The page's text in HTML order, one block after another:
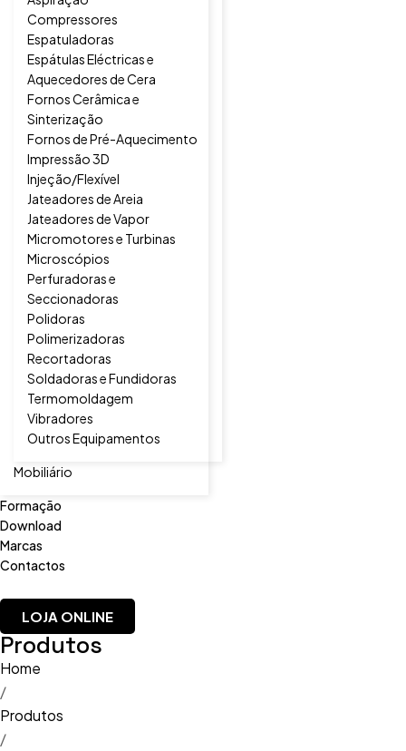
Compressores
Espatuladoras
Espátulas Eléctricas e
Aquecedores de Cera
Fornos Cerâmica e
Sinterização
Fornos de Pré-Aquecimento
Impressão 3D
Injeção/Flexível
Jateadores de Areia
Jateadores de Vapor
Micromotores e Turbinas
Microscópios
Perfuradoras e
Seccionadoras
Polidoras
Polimerizadoras
Recortadoras
Soldadoras e Fundidoras
Termomoldagem
Vibradores
Outros Equipamentos
Mobiliário
Formação
Download
Marcas
Contactos
LOJA ONLINE
Produtos
Home
/
Produtos
/